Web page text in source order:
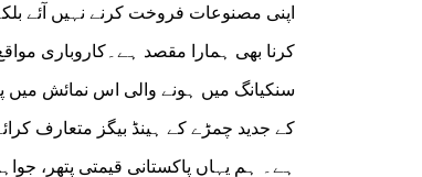
اپنی مصنوعات فروخت کرنے نہیں آئے
کرنا بھی ہمارا مقصد ہے۔کاروباری
سنکیانگ میں ہونے والی اس نمائش میں
کے جدید چمڑے کے ہینڈ بیگز متعارف
ہے۔ ہم یہاں پاکستانی قیمتی پتھر،